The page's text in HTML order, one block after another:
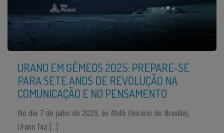
URANO EM GÊMEOS 2025: PREPARE-SE
PARA SETE ANOS DE REVOLUÇÃO NA
COMUNICAÇÃO E NO PENSAMENTO
No dia 7 de julho de 2025, às 4h46 (horário de Brasília),
Urano faz […]